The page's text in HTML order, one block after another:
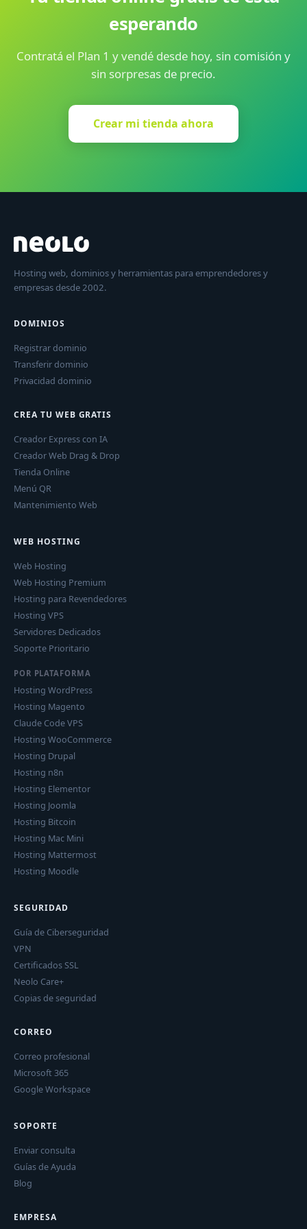
esperando
Contratá el Plan 1 y vendé desde hoy, sin comisión y
sin sorpresas de precio.
Crear mi tienda ahora
Hosting web, dominios y herramientas para emprendedores y
empresas desde 2002.
DOMINIOS
Registrar dominio
Transferir dominio
Privacidad dominio
CREA TU WEB GRATIS
Creador Express con IA
Creador Web Drag & Drop
Tienda Online
Menú QR
Mantenimiento Web
WEB HOSTING
Web Hosting
Web Hosting Premium
Hosting para Revendedores
Hosting VPS
Servidores Dedicados
Soporte Prioritario
POR PLATAFORMA
Hosting WordPress
Hosting Magento
Claude Code VPS
Hosting WooCommerce
Hosting Drupal
Hosting n8n
Hosting Elementor
Hosting Joomla
Hosting Bitcoin
Hosting Mac Mini
Hosting Mattermost
Hosting Moodle
SEGURIDAD
Guía de Ciberseguridad
VPN
Certificados SSL
Neolo Care+
Copias de seguridad
CORREO
Correo profesional
Microsoft 365
Google Workspace
SOPORTE
Enviar consulta
Guías de Ayuda
Blog
EMPRESA